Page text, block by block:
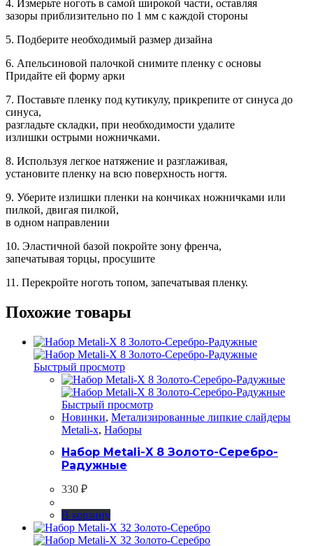
4. Измерьте ноготь в самой широкой части, оставляя
зазоры приблизительно по 1 мм с каждой стороны
5. Подберите необходимый размер дизайна
6. Апельсиновой палочкой снимите пленку с основы
Придайте ей форму арки
7. Поставьте пленку под кутикулу, прикрепите от синуса до
синуса,
разгладьте складки, при необходимости удалите
излишки острыми ножничками.
8. Используя легкое натяжение и разглаживая,
установите пленку на всю поверхность ногтя.
9. Уберите излишки пленки на кончиках ножничками или
пилкой, двигая пилкой,
в одном направлении
10. Эластичной базой покройте зону френча,
запечатывая торцы, просушите
11. Перекройте ноготь топом, запечатывая пленку.
Похожие товары
Быстрый просмотр
Быстрый просмотр
Новинки, Метализированные липкие слайдеры
Metali-x, Наборы
Набор Metali-X 8 Золото-Серебро-
Радужные
330 ₽
В корзину